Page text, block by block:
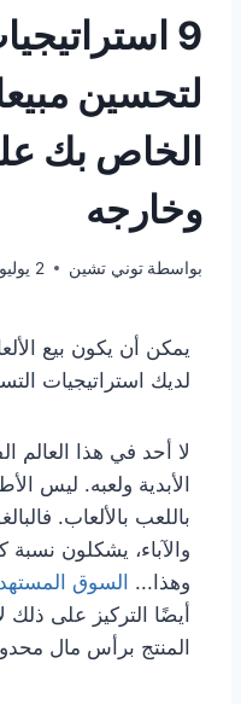
9
لتحسين
الخاص بك
وخارجه
بواسطة توني تشين 2 يوليو 2021
يمكن أن يكون بيع
لديك استراتيجيات
لا أحد في هذا العالم
الأبدية ولعبه. ليس
باللعب بالألعاب.
والآباء، يشكلون نسبة
وهذا... السوق
أيضًا التركيز على ذلك
المنتج برأس مال